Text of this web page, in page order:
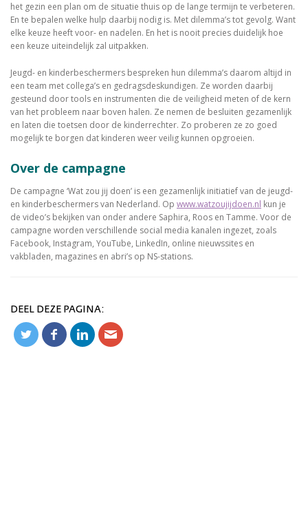
het gezin een plan om de situatie thuis op de lange termijn te verbeteren.
En te bepalen welke hulp daarbij nodig is. Met dilemma’s tot gevolg. Want
elke keuze heeft voor- en nadelen. En het is nooit precies duidelijk hoe
een keuze uiteindelijk zal uitpakken.
Jeugd- en kinderbeschermers bespreken hun dilemma’s daarom altijd in
een team met collega’s en gedragsdeskundigen. Ze worden daarbij
gesteund door tools en instrumenten die de veiligheid meten of de kern
van het probleem naar boven halen. Ze nemen de besluiten gezamenlijk
en laten die toetsen door de kinderrechter. Zo proberen ze zo goed
mogelijk te borgen dat kinderen weer veilig kunnen opgroeien.
Over de campagne
De campagne ‘Wat zou jij doen’ is een gezamenlijk initiatief van de jeugd-
en kinderbeschermers van Nederland. Op www.watzoujijdoen.nl kun je
de video’s bekijken van onder andere Saphira, Roos en Tamme. Voor de
campagne worden verschillende social media kanalen ingezet, zoals
Facebook, Instagram, YouTube, LinkedIn, online nieuwssites en
vakbladen, magazines en abri’s op NS-stations.
DEEL DEZE PAGINA: